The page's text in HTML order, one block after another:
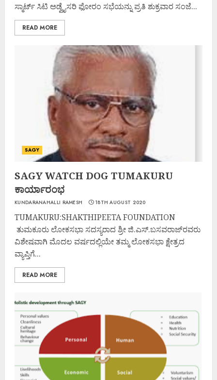
ಸ್ಮಾರ್ಟ್ ಸಿಟಿ ಅಡ್ವೈಸರಿ ಫೋರಂ ಸಭೆಯನ್ನು ಪ್ರತಿ ಶುಕ್ರವಾರ ಸಂಜೆ...
READ MORE
SAGY
SAGY WATCH DOG TUMAKURU
ಕಾರ್ಯಾರಂಭ
KUNDARANAHALLI RAMESH 18TH AUGUST 2020
TUMAKURU:SHAKTHIPEETA FOUNDATION
ತುಮಕೂರು ಲೋಕಸಭಾ ಸದಸ್ಯರಾದ ಶ್ರೀ ಜಿ.ಎಸ್.ಬಸವರಾಜ್‌ರವರು
ವಿಶೇಷವಾಗಿ ಮೊದಲ ವರ್ಷದಲ್ಲಿಯೇ ತಮ್ಮ ಲೋಕಸಭಾ ಕ್ಷೇತ್ರದ
ವ್ಯಾಪ್ತಿಗೆ...
READ MORE